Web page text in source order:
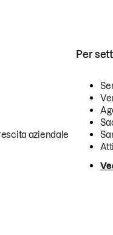
aziendale
Per